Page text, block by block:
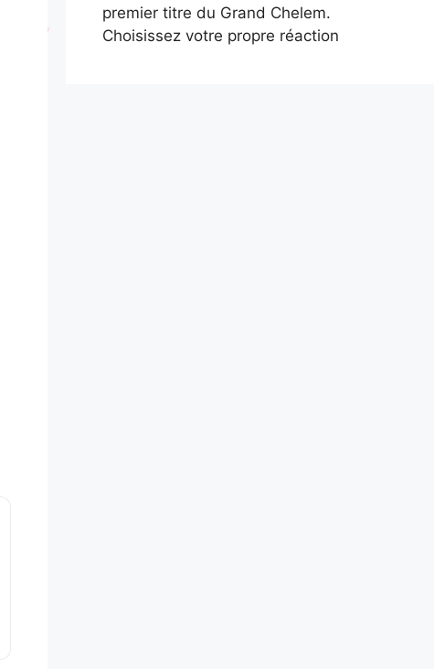
premier titre du Grand Chelem.
Choisissez votre propre réaction